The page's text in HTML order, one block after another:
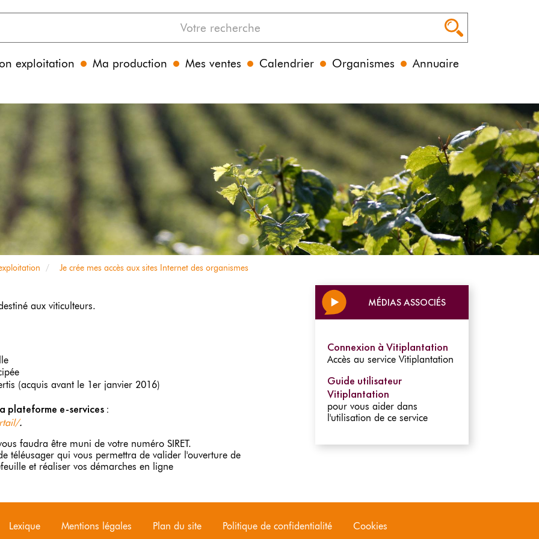
exploitation Ma production Mes ventes Calendrier Organismes Annuaire
Je crée mes accès aux sites Internet des organismes
aux viticulteurs.
(acquis avant le 1er janvier 2016)
plateforme e-services :
.
faudra être muni de votre numéro SIRET.
téléusager qui vous permettra de valider l'ouverture de
et réaliser vos démarches en ligne
MÉDIAS ASSOCIÉS
Connexion à Vitiplantation
Accès au service Vitiplantation
Guide utilisateur
Vitiplantation
pour vous aider dans
l'utilisation de ce service
Lexique Mentions légales Plan du site Politique de confidentialité Cookies